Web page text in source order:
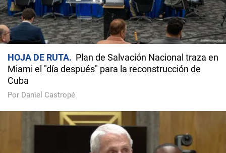
HOJA DE RUTA
Plan de Salvación Nacional traza en
Miami el "día después" para la reconstrucción de
Cuba
Por Daniel Castropé